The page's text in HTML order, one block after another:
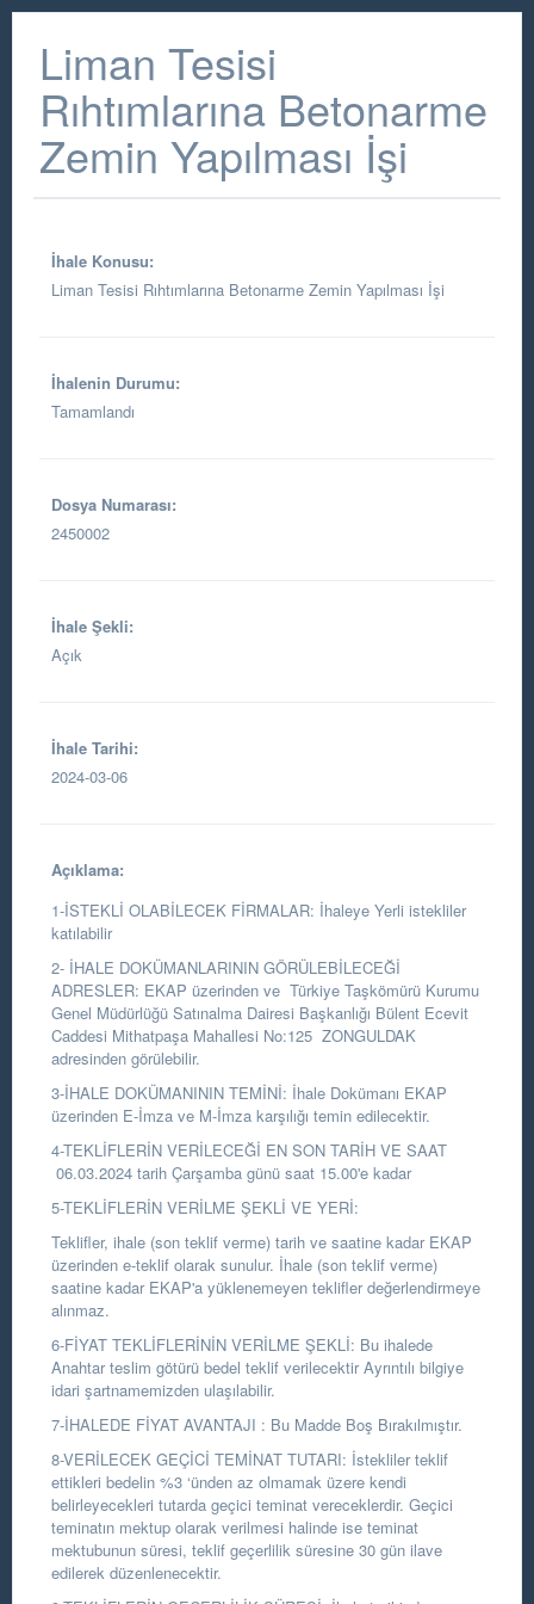
Liman Tesisi
Rıhtımlarına Betonarme
Zemin Yapılması İşi
İhale Konusu:
Liman Tesisi Rıhtımlarına Betonarme Zemin Yapılması İşi
İhalenin Durumu:
Tamamlandı
Dosya Numarası:
2450002
İhale Şekli:
Açık
İhale Tarihi:
2024-03-06
Açıklama:
1-İSTEKLİ OLABİLECEK FİRMALAR: İhaleye Yerli istekliler
katılabilir
2- İHALE DOKÜMANLARININ GÖRÜLEBİLECEĞİ
ADRESLER: EKAP üzerinden ve Türkiye Taşkömürü Kurumu
Genel Müdürlüğü Satınalma Dairesi Başkanlığı Bülent Ecevit
Caddesi Mithatpaşa Mahallesi No:125 ZONGULDAK
adresinden görülebilir.
3-İHALE DOKÜMANININ TEMİNİ: İhale Dokümanı EKAP
üzerinden E-İmza ve M-İmza karşılığı temin edilecektir.
4-TEKLİFLERİN VERİLECEĞİ EN SON TARİH VE SAAT
06.03.2024 tarih Çarşamba günü saat 15.00'e kadar
5-TEKLİFLERİN VERİLME ŞEKLİ VE YERİ:
Teklifler, ihale (son teklif verme) tarih ve saatine kadar EKAP
üzerinden e-teklif olarak sunulur. İhale (son teklif verme)
saatine kadar EKAP'a yüklenemeyen teklifler değerlendirmeye
alınmaz.
6-FİYAT TEKLİFLERİNİN VERİLME ŞEKLİ: Bu ihalede
Anahtar teslim götürü bedel teklif verilecektir Ayrıntılı bilgiye
idari şartnamemizden ulaşılabilir.
7-İHALEDE FİYAT AVANTAJI : Bu Madde Boş Bırakılmıştır.
8-VERİLECEK GEÇİCİ TEMİNAT TUTARI: İstekliler teklif
ettikleri bedelin %3 ‘ünden az olmamak üzere kendi
belirleyecekleri tutarda geçici teminat vereceklerdir. Geçici
teminatın mektup olarak verilmesi halinde ise teminat
mektubunun süresi, teklif geçerlilik süresine 30 gün ilave
edilerek düzenlenecektir.